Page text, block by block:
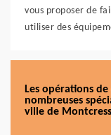
vous proposer de
utiliser des
Les opérations
nombreuses
ville de